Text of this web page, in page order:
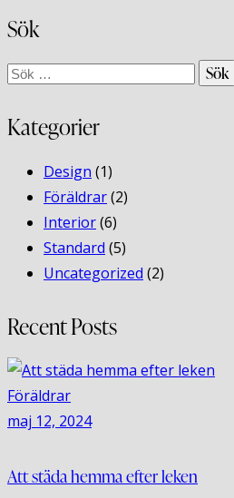
Sök
Sök
Kategorier
Design (1)
Föräldrar(2)
Interior(6)
Standard (5)
Uncategorized (2)
Recent Posts
Föräldrar
maj 12, 2024
Att städa hemma efter leken